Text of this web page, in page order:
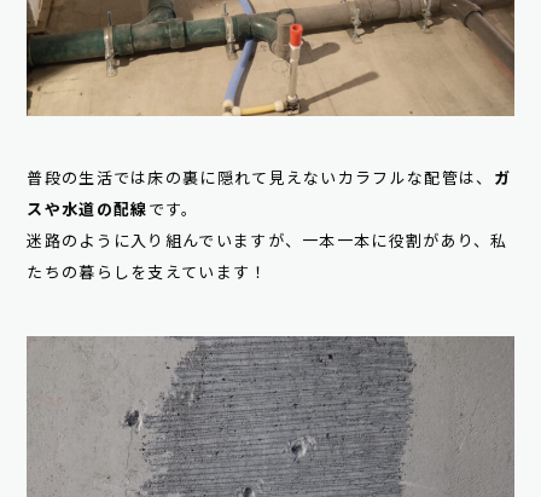
普段の生活では床の裏に隠れて見えないカラフルな配管は、 ガ
スや水道の配線 です。
迷路のように入り組んでいますが、一本一本に役割があり、私
たちの暮らしを支えています！